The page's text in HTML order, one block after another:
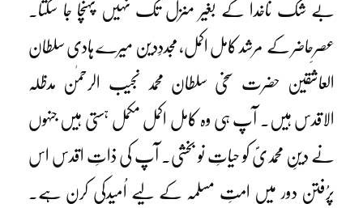
بے شک ناخدا کے بغیر منزل تک نہیں پہنچا جا سکتا۔
عصرِحاضر کے مرشد کامل اکمل، مجددِدین میرے ہادی سلطان
العاشقین حضرت سخی سلطان محمد نجیب الرحمٰن مدظلہ
الاقدس ہیں۔ آپ ہی وہ کامل اکمل مکمل ہستی ہیں جنہوں
نے دینِ محمدیؐ کو حیاتِ نو بخشی۔ آپ کی ذاتِ اقدس اس
پرُفتن دور میں امتِ مسلمہ کے لیے اُمیدکی کرن ہے۔